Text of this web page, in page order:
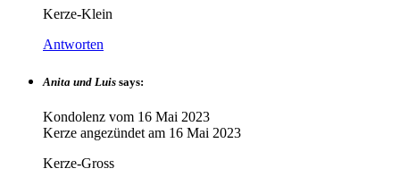
Kerze-Klein
Antworten
Anita und Luis says:
Kondolenz vom 16 Mai 2023
Kerze angezündet am 16 Mai 2023
Kerze-Gross